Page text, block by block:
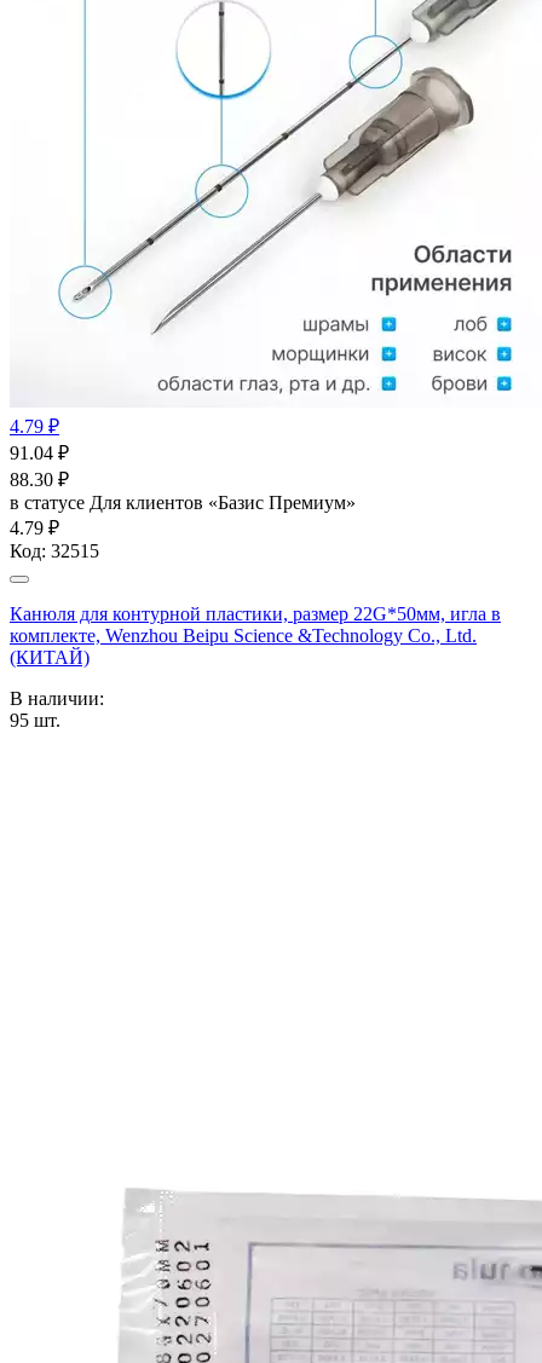
4.79 ₽
91.04 ₽
88.30 ₽
в статусе Для клиентов «Базис Премиум»
4.79 ₽
Код: 32515
Канюля для контурной пластики, размер 22G*50мм, игла в
комплекте, Wenzhou Beipu Science &Technology Co., Ltd.
(КИТАЙ)
В наличии:
95 шт.